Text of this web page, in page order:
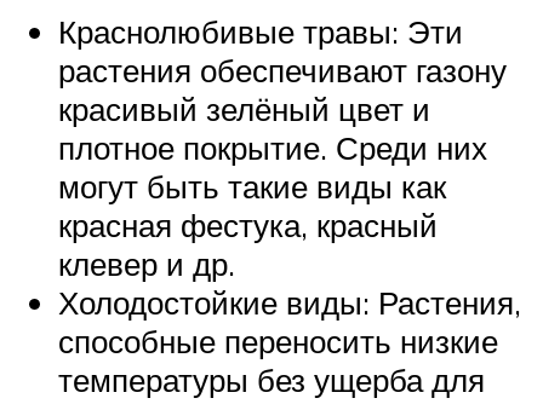
Краснолюбивые травы: Эти
растения обеспечивают газону
красивый зелёный цвет и
плотное покрытие. Среди них
могут быть такие виды как
красная фестука, красный
клевер и др.
Холодостойкие виды: Растения,
способные переносить низкие
температуры без ущерба для